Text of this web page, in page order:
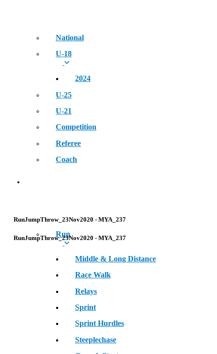
National
U-18
2024
U-25
U-21
Competition
Referee
Coach
Run
Middle & Long Distance
Race Walk
Relays
Sprint
Sprint Hurdles
Steeplechase
RunJumpThrow_23Nov2020 - MYA_237
RunJumpThrow_23Nov2020 - MYA_237